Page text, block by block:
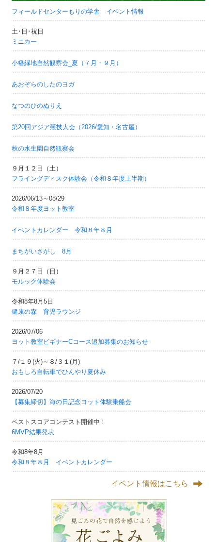
フィールドセンターもりの学舎 イベント情報
土･日･祝日
ミニカー
小幡緑地自然観察会_夏（７月・９月）
あおぞらのしたのヨガ
なつのひのぬりえ
第20回アジア競技大会（2026/愛知・名古屋）
秋の水生園自然観察会
９月１２日（土）
フライングディスク体験会（令和８年度上半期）
2026/06/13～08/29
令和８年度ヨット教室
イベントカレンダー 令和８年８月
まちがいさがし 8月
９月２７日（日）
モルック体験会
令和8年8月5日
健康の森 育児ラウンジ
2026/07/06
ヨット教室ビギナーCコース追加募集のお知らせ
７/１９(火)～８/３１(月)
おもしろ自転車でひんやり夏休み
2026/07/20
【募集締切】海の日記念ヨット体験乗船会
ベストスコアコンテスト開催中！
6MVP結果発表
令和8年8月
令和８年８月 イベントカレンダー
イベント情報はこちら